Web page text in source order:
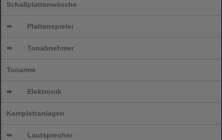
Schallplattenwäsche
➨ Plattenspieler
➨ Tonabnehmer
Tonarme
➨ Elektronik
Komplettanlagen
➨ Lautsprecher